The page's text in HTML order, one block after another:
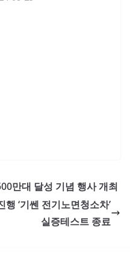
만대 달성 기념 행사 개최
‘기쎈 전기노면청소차’
실증테스트 종료